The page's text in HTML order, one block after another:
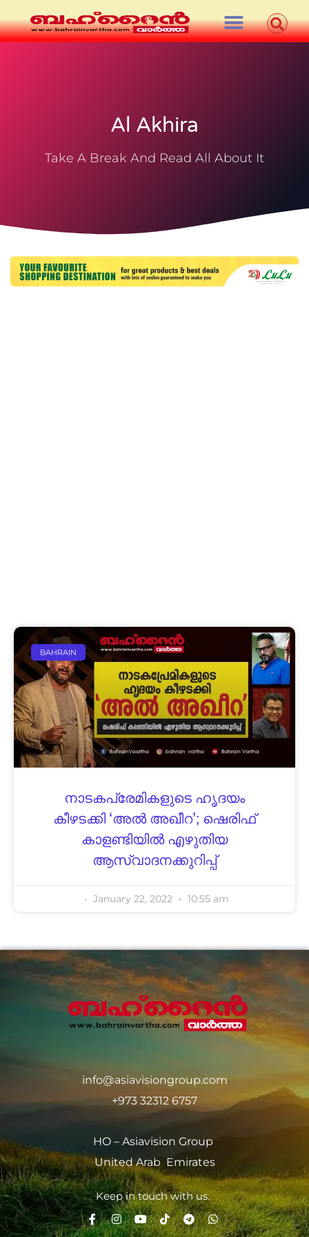
Al Akhira
Take A Break And Read All About It
BAHRAIN
നാടകപ്രേമികളുടെ ഹൃദയം
കീഴടക്കി ‘അൽ അഖീറ’; ഷെരിഫ്
കാളണ്ടിയിൽ എഴുതിയ
ആസ്വാദനക്കുറിപ്പ്
January 22, 2022 10:55 am
info@asiavisiongroup.com
+973 32312 6757
HO – Asiavision Group
United Arab Emirates
Keep in touch with us.